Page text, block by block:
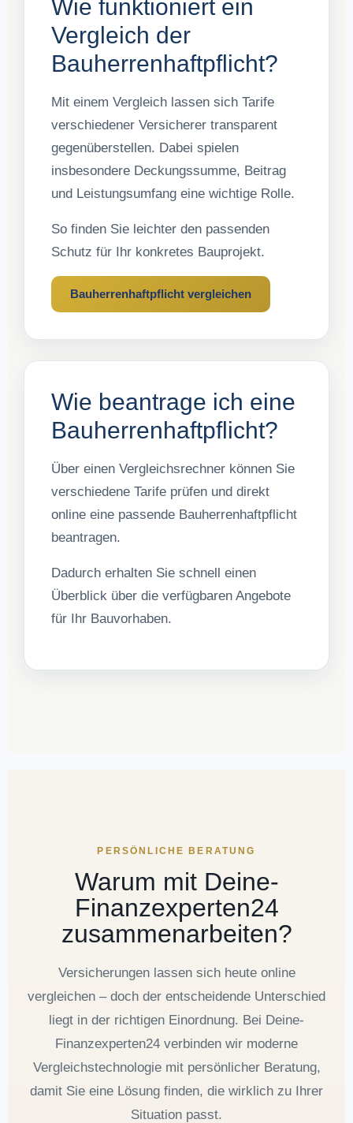
Wie funktioniert ein
Vergleich der
Bauherrenhaftpflicht?
Mit einem Vergleich lassen sich Tarife
verschiedener Versicherer transparent
gegenüberstellen. Dabei spielen
insbesondere Deckungssumme, Beitrag
und Leistungsumfang eine wichtige Rolle.
So finden Sie leichter den passenden
Schutz für Ihr konkretes Bauprojekt.
Bauherrenhaftpflicht vergleichen
Wie beantrage ich eine
Bauherrenhaftpflicht?
Über einen Vergleichsrechner können Sie
verschiedene Tarife prüfen und direkt
online eine passende Bauherrenhaftpflicht
beantragen.
Dadurch erhalten Sie schnell einen
Überblick über die verfügbaren Angebote
für Ihr Bauvorhaben.
PERSÖNLICHE BERATUNG
Warum mit Deine-
Finanzexperten24
zusammenarbeiten?
Versicherungen lassen sich heute online
vergleichen – doch der entscheidende Unterschied
liegt in der richtigen Einordnung. Bei Deine-
Finanzexperten24 verbinden wir moderne
Vergleichstechnologie mit persönlicher Beratung,
damit Sie eine Lösung finden, die wirklich zu Ihrer
Situation passt.